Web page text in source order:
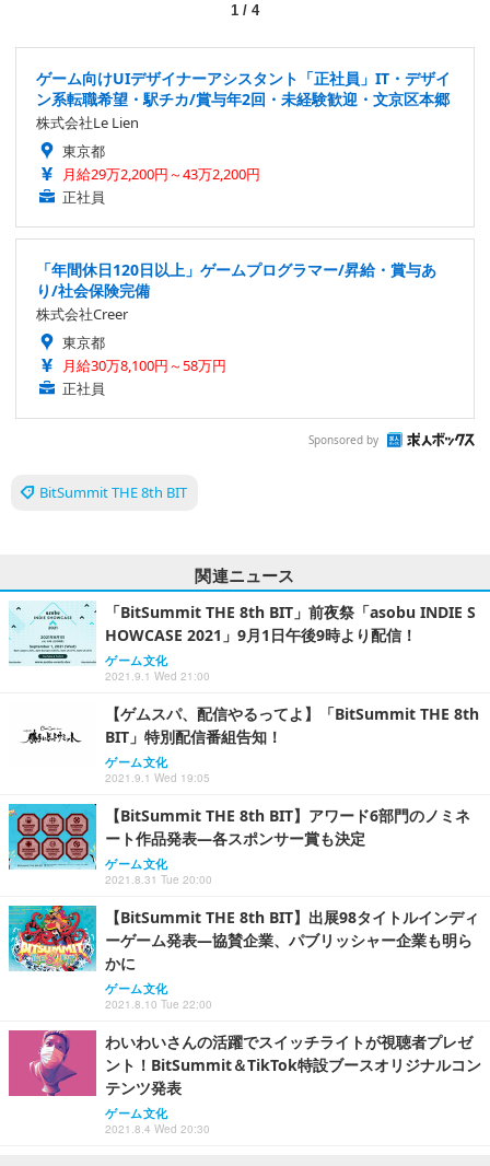
1/ 4
ゲーム向けUIデザイナーアシスタント「正社員」IT・デザイ
ン系転職希望・駅チカ/賞与年2回・未経験歓迎・文京区本郷
株式会社Le Lien
東京都
月給29万2,200円～43万2,200円
正社員
「年間休日120日以上」ゲームプログラマー/昇給・賞与あ
り/社会保険完備
株式会社Creer
東京都
月給30万8,100円～58万円
正社員
Sponsored by
BitSummit THE 8th BIT
関連ニュース
「BitSummit THE 8th BIT」前夜祭「asobu INDIE S
HOWCASE 2021」9月1日午後9時より配信！
ゲーム文化
2021.9.1 Wed 21:00
【ゲムスパ、配信やるってよ】「BitSummit THE 8th
BIT」特別配信番組告知！
ゲーム文化
2021.9.1 Wed 19:05
【BitSummit THE 8th BIT】アワード6部門のノミネ
ート作品発表―各スポンサー賞も決定
ゲーム文化
2021.8.31 Tue 20:00
【BitSummit THE 8th BIT】出展98タイトルインディ
ーゲーム発表―協賛企業、パブリッシャー企業も明ら
かに
ゲーム文化
2021.8.10 Tue 22:00
わいわいさんの活躍でスイッチライトが視聴者プレゼ
ント！BitSummit＆TikTok特設ブースオリジナルコン
テンツ発表
ゲーム文化
2021.8.4 Wed 20:30